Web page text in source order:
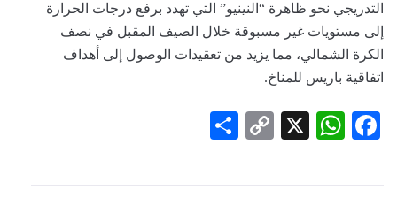
التدريجي نحو ظاهرة “النينيو” التي تهدد برفع درجات الحرارة
إلى مستويات غير مسبوقة خلال الصيف المقبل في نصف
الكرة الشمالي، مما يزيد من تعقيدات الوصول إلى أهداف
اتفاقية باريس للمناخ.
Facebook
WhatsApp
X
Copy